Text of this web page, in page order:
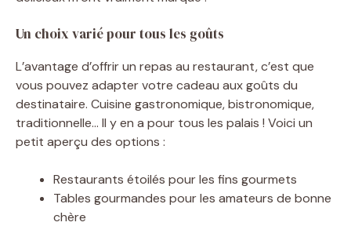
Un choix varié pour tous les goûts
L’avantage d’offrir un repas au restaurant, c’est que
vous pouvez adapter votre cadeau aux goûts du
destinataire. Cuisine gastronomique, bistronomique,
traditionnelle… Il y en a pour tous les palais ! Voici un
petit aperçu des options :
Restaurants étoilés pour les fins gourmets
Tables gourmandes pour les amateurs de bonne
chère